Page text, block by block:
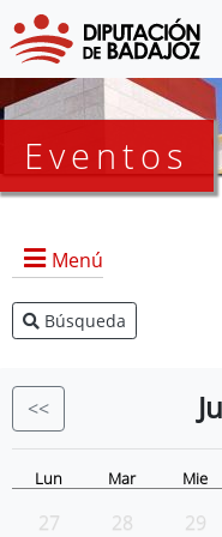
Eventos
Menú
Agenda Presidencia
Eventos
Búsqueda
<<
Lun Mar Mie
27 28 29